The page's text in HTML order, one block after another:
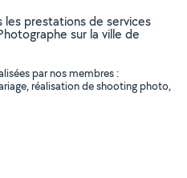
les prestations de services
sur la ville de
par nos membres :
réalisation de shooting photo,